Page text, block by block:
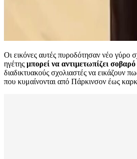
Οι εικόνες αυτές πυροδότησαν νέο γύρο
ηγέτης μπορεί να αντιμετωπίζει
διαδικτυακούς σχολιαστές να εικάζουν
που κυμαίνονται από Πάρκινσον έως